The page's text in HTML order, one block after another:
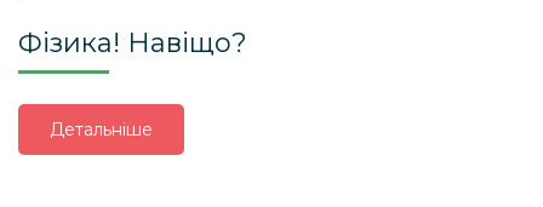
Фізика! Навіщо?
Детальніше